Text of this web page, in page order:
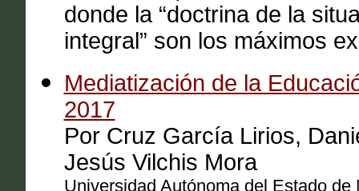
donde la “doctrina de la
integral” son los máximos
Mediatización de la
2017
Por Cruz García Lirios,
Jesús Vilchis Mora
Universidad Autónoma del Estado de